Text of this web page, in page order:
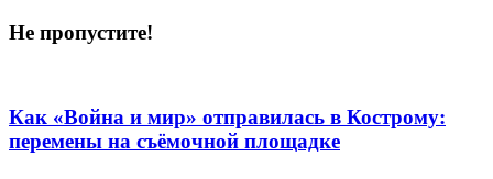
Не пропустите!
Как «Война и мир» отправилась в Кострому:
перемены на съёмочной площадке